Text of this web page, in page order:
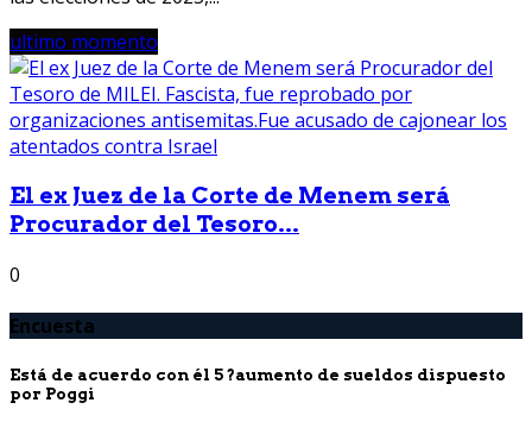
ultimo momento
El ex Juez de la Corte de Menem será
Procurador del Tesoro...
0
Encuesta
Está de acuerdo con él 5 ?aumento de sueldos dispuesto
por Poggi